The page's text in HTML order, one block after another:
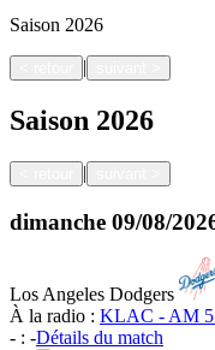
Saison 2026
|
Saison 2026
|
dimanche 09/08/
Los Angeles Dodgers
À la radio : KLAC - AM
- : -Détails du match